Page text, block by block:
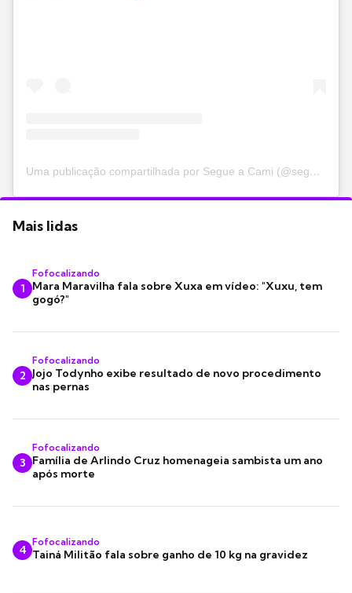
Uma publicação compartilhada por Segue a Cami (@segueacami)
Mais lidas
1
Fofocalizando
Mara Maravilha fala sobre Xuxa em vídeo: "Xuxu, tem
gogó?"
2
Fofocalizando
Jojo Todynho exibe resultado de novo procedimento
nas pernas
3
Fofocalizando
Família de Arlindo Cruz homenageia sambista um ano
após morte
4
Fofocalizando
Tainá Militão fala sobre ganho de 10 kg na gravidez